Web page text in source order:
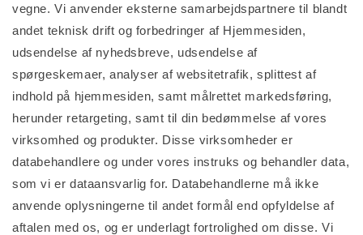
vegne. Vi anvender eksterne samarbejdspartnere til blandt
andet teknisk drift og forbedringer af Hjemmesiden,
udsendelse af nyhedsbreve, udsendelse af
spørgeskemaer, analyser af websitetrafik, splittest af
indhold på hjemmesiden, samt målrettet markedsføring,
herunder retargeting, samt til din bedømmelse af vores
virksomhed og produkter. Disse virksomheder er
databehandlere og under vores instruks og behandler data,
som vi er dataansvarlig for. Databehandlerne må ikke
anvende oplysningerne til andet formål end opfyldelse af
aftalen med os, og er underlagt fortrolighed om disse. Vi